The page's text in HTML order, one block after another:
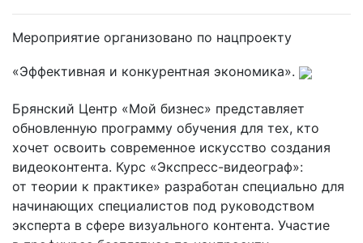
Мероприятие организовано по нацпроекту
«Эффективная и конкурентная экономика».
Брянский Центр «Мой бизнес» представляет
обновленную программу обучения для тех, кто
хочет освоить современное искусство создания
видеоконтента. Курс «Экспресс-видеограф»:
от теории к практике» разработан специально для
начинающих специалистов под руководством
эксперта в сфере визуального контента. Участие